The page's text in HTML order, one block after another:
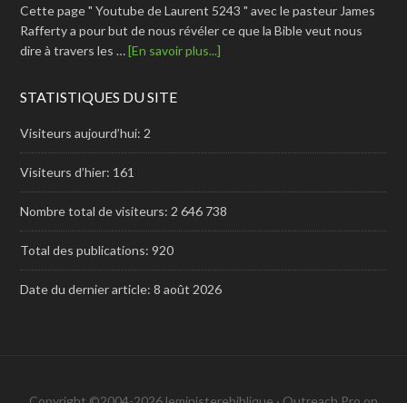
Cette page " Youtube de Laurent 5243 " avec le pasteur James
Rafferty a pour but de nous révéler ce que la Bible veut nous
dire à travers les …[En savoir plus...]
STATISTIQUES DU SITE
Visiteurs aujourd’hui: 2
Visiteurs d’hier: 161
Nombre total de visiteurs: 2 646 738
Total des publications:920
Date du dernier article:8 août 2026